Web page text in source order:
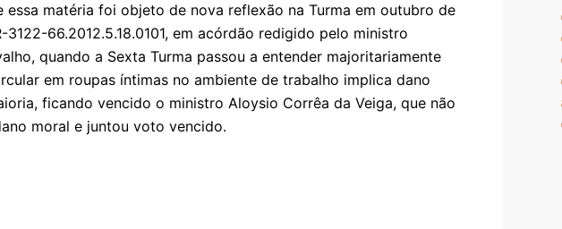
essa matéria foi objeto de nova reflexão na Turma em outubro de
3122-66.2012.5.18.0101, em acórdão redigido pelo ministro
quando a Sexta Turma passou a entender majoritariamente
em roupas íntimas no ambiente de trabalho implica dano
ficando vencido o ministro Aloysio Corrêa da Veiga, que não
moral e juntou voto vencido.